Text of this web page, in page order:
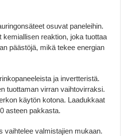
osuvat paneleihin.
reaktion, joka tuottaa
päästöjä, mikä tekee energian
ja invertteristä.
tuottaman virran vaihtovirraksi.
käytön kotona. Laadukkaat
asteen pakkasta.
vaihtelee valmistajien mukaan.